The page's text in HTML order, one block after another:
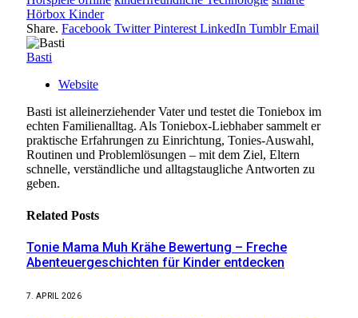
Hörbox Kinder
Share. Facebook Twitter Pinterest LinkedIn Tumblr Email
Basti
Website
Basti ist alleinerziehender Vater und testet die Toniebox im
echten Familienalltag. Als Toniebox-Liebhaber sammelt er
praktische Erfahrungen zu Einrichtung, Tonies-Auswahl,
Routinen und Problemlösungen – mit dem Ziel, Eltern
schnelle, verständliche und alltagstaugliche Antworten zu
geben.
Related Posts
Tonie Mama Muh Krähe Bewertung – Freche
Abenteuergeschichten für Kinder entdecken
7. APRIL 2026